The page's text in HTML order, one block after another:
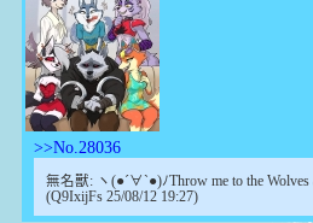
>>No.28036
無名獸: ヽ(●´∀`●)ﾉThrow me to the Wolves
(Q9IxijFs 25/08/12 19:27)